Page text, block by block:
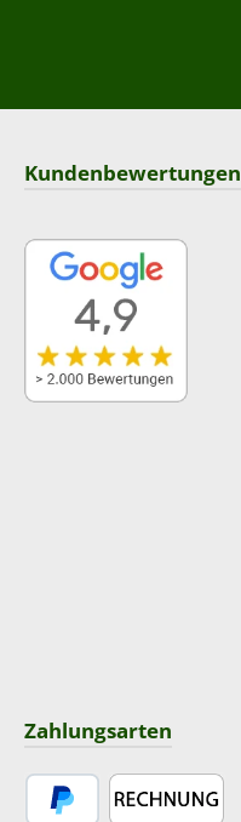
Kundenbewertungen
Zahlungsarten